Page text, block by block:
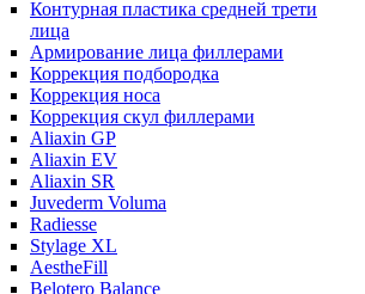
Контурная пластика средней трети
лица
Армирование лица филлерами
Коррекция подбородка
Коррекция носа
Коррекция скул филлерами
Aliaxin GP
Aliaxin EV
Aliaxin SR
Juvederm Voluma
Radiesse
Stylage XL
AestheFill
Belotero Balance